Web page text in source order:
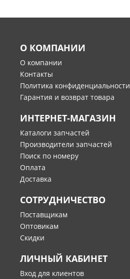
О КОМПАНИИ
О компании
Контакты
Политика конфиденциальности
Гарантия и возврат товара
ИНТЕРНЕТ-МАГАЗИН
Каталоги запчастей
Производители запчастей
Поиск по номеру
Оплата
Доставка
СОТРУДНИЧЕСТВО
Поставщикам
Оптовикам
Скидки
ЛИЧНЫЙ КАБИНЕТ
Вход для клиентов